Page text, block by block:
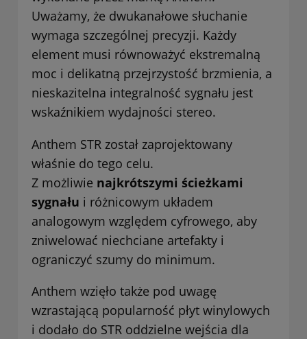
Uważamy, że dwukanałowe słuchanie
wymaga szczególnej precyzji. Każdy
element musi równoważyć ekstremalną
moc i delikatną przejrzystość brzmienia, a
nieskazitelna integralność sygnału jest
wskaźnikiem wydajności stereo.
Anthem STR został zaprojektowany
właśnie do tego celu.
Z możliwie najkrótszymi ścieżkami
sygnału i różnicowym układem
analogowym względem cyfrowego, aby
zniwelować niechciane artefakty i
ograniczyć szumy do minimum.
Anthem wzięło także pod uwagę
wzrastającą popularność płyt winylowych
i dodało do STR oddzielne wejścia dla